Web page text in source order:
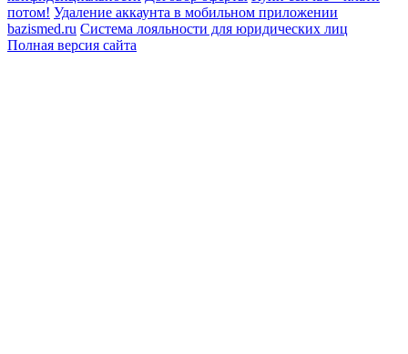
потом! Удаление аккаунта в мобильном приложении
bazismed.ru Система лояльности для юридических лиц
Полная версия сайта